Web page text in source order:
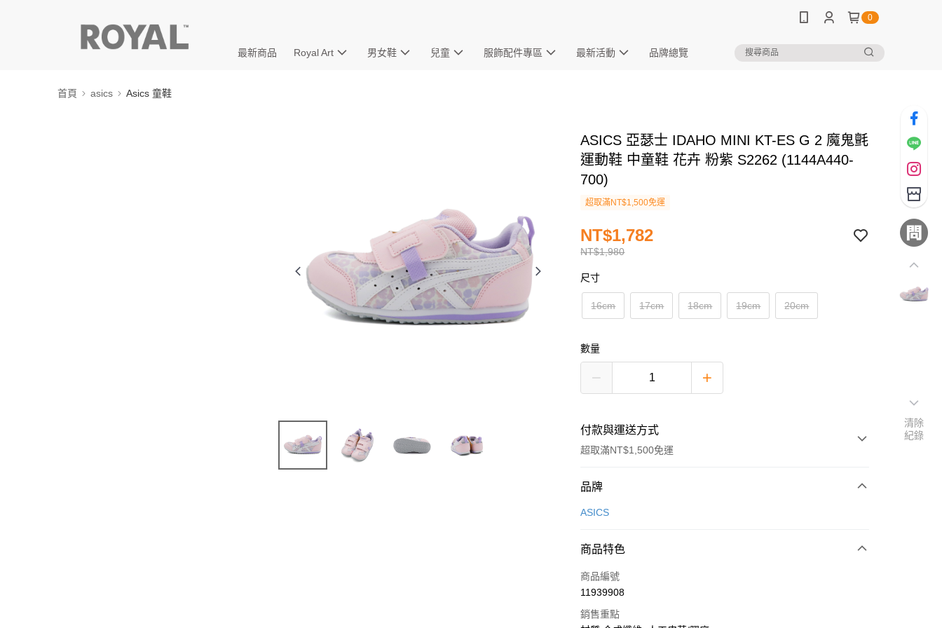
0
最新商品 Royal Art 男女鞋 兒童 服飾配件專區 最新活動 品牌總覽
首頁 asics Asics 童鞋
ASICS 亞瑟士 IDAHO MINI KT-ES G 2 魔鬼氈
運動鞋 中童鞋 花卉 粉紫 S2262 (1144A440-
700)
超取滿NT$1,500免運
NT$1,980
NT$1,782
尺寸
16cm 17cm 18cm 19cm 20cm
數量
付款與運送方式
超取滿NT$1,500免運
付款方式
信用卡一次付款
合作金庫商業銀行
華南商業銀行
上海商業儲蓄銀行
超商取貨付款
LINE Pay
品牌
ASICS
商品特色
商品編號
11939908
銷售重點
清除
紀錄